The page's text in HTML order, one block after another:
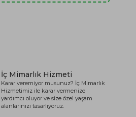
İç Mimarlık Hizmeti
Karar veremiyor musunuz? İç Mimarlık
Hizmetimiz ile karar vermenize
yardımcı oluyor ve size özel yaşam
alanlarınızı tasarlıyoruz.